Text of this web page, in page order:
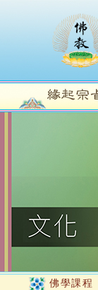
佛學課程